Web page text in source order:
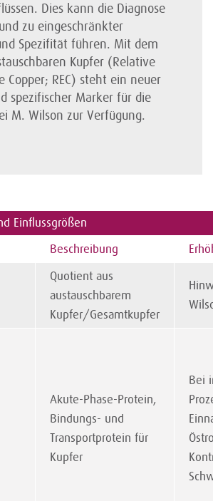
Dies kann die Diagnose
zu eingeschränkter
Spezifität führen. Mit dem
Kupfer (Relative
Copper; REC) steht ein neuer
spezifischer Marker für die
M. Wilson zur Verfügung.
Einflussgrößen
Beschreibung
Quotient aus
austauschbarem
Kupfer/Gesamtkupfer
Akute-Phase-Protein,
Bindungs- und
Transportprotein für
Kupfer
Bei